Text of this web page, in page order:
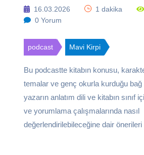
16.03.2026 1 dakika
0 Yorum
podcast Mavi Kirpi
Bu podcastte kitabın konusu,
temalar ve genç okurla kurduğu bağ
yazarın anlatım dili ve kitabın sınıf
ve yorumlama çalışmalarında nasıl
değerlendirilebileceğine dair